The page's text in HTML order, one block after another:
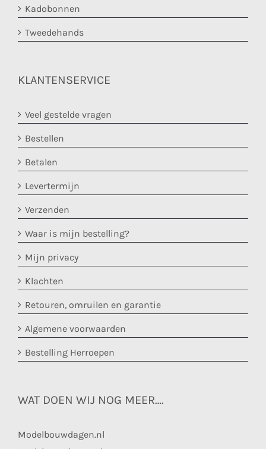
Kadobonnen
Tweedehands
KLANTENSERVICE
Veel gestelde vragen
Bestellen
Betalen
Levertermijn
Verzenden
Waar is mijn bestelling?
Mijn privacy
Klachten
Retouren, omruilen en garantie
Algemene voorwaarden
Bestelling Herroepen
WAT DOEN WIJ NOG MEER….
Modelbouwdagen.nl